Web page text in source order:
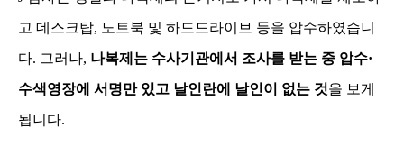
고 데스크탑, 노트북 및 하드드라이브 등을 압수하였습니
다. 그러나, 나복제는 수사기관에서 조사를 받는 중 압수·
수색영장에 서명만 있고 날인란에 날인이 없는 것을 보게
됩니다.